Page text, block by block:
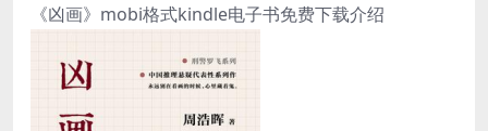
《凶画》mobi格式kindle电子书免费下载介绍